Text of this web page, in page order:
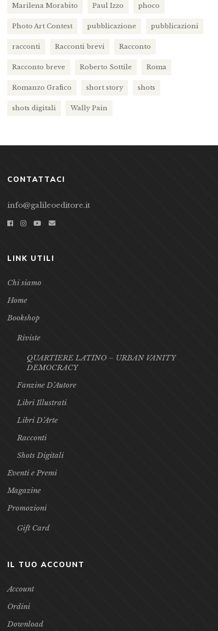
Marilena Morabito Paul Izzo phoco
Photo Art Contest pubblicazione pubblicazioni
racconti Racconti brevi Racconto
Racconto breve Roberto Sottile Roma
Romanzo Grafico short story shots
shots digitali Wally Pain
CONTATTACI
info@galileoeditore.it
LINK UTILI
Chi siamo
Home
Bookshop
Riviste
QUARTIERE LATINO – URBAN VANITY
DEMOCRACY
Fanzine D’Autore
Libri Illustrati
Libri D’Arte
Racconti
Shots Digitali
Eventi e Premi
Magazine
Promozioni
Gift Card
IL TUO ACCOUNT
Account
Ordini
Download